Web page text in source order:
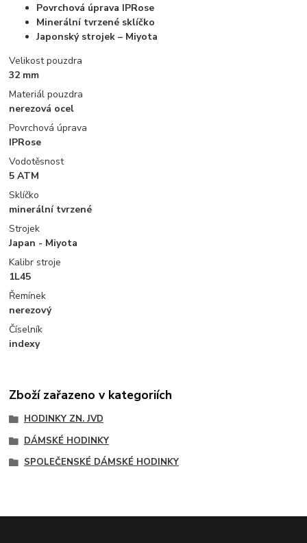
Povrchová úprava IPRose
Minerální tvrzené sklíčko
Japonský strojek – Miyota
Velikost pouzdra
32 mm
Materiál pouzdra
nerezová ocel
Povrchová úprava
IPRose
Vodotěsnost
5 ATM
Sklíčko
minerální tvrzené
Strojek
Japan - Miyota
Kalibr stroje
1L45
Řemínek
nerezový
Číselník
indexy
Zboží zařazeno v kategoriích
HODINKY ZN. JVD
DÁMSKÉ HODINKY
SPOLEČENSKÉ DÁMSKÉ HODINKY